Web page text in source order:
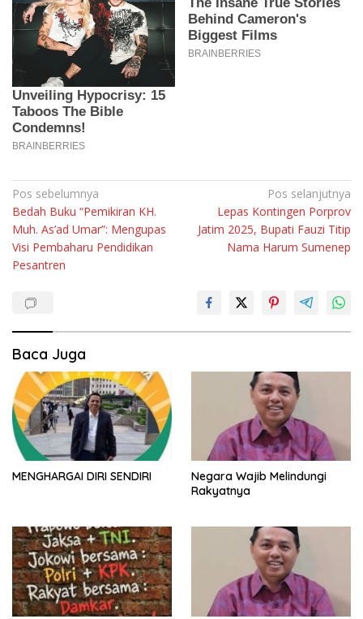
Navigasi
pos
Pos sebelumnya
Bedah Buku “Pemikiran KH.
Muh. As’ad Umar”: Mengupas
Visi Pembaharu Pendidikan
Pesantren
Pos selanjutnya
Lepas Kontingen Porprov
Jatim 2025, Bupati Fauzi Titip
Nama Harum Sumenep
Baca Juga
MENGHARGAI DIRI SENDIRI
Negara Wajib Melindungi
Rakyatnya